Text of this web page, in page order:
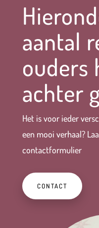
aantal
ouders
achter
Het is voor ieder
een mooi verhaal?
contactformulier
CONTACT